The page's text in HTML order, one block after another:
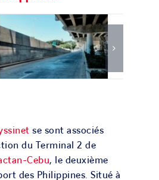
se sont associés
du Terminal 2 de
Cebu, le deuxième
des Philippines. Situé à